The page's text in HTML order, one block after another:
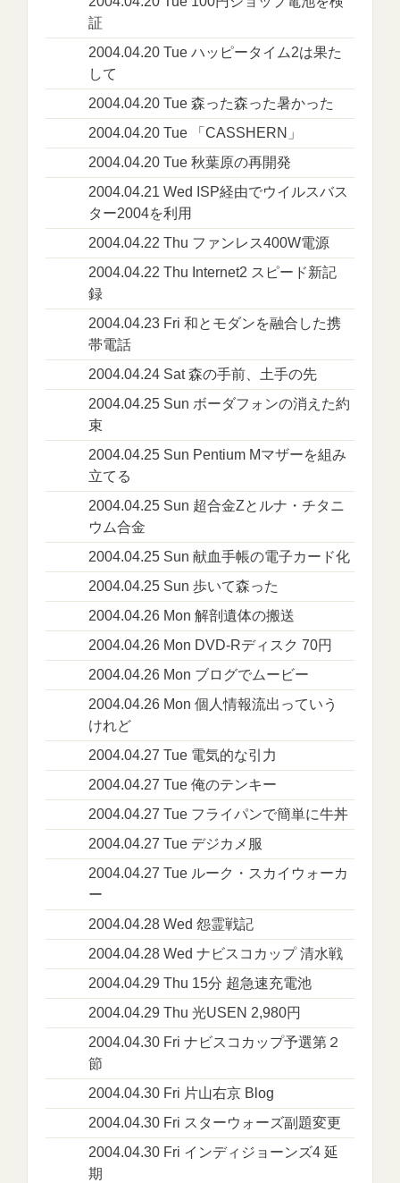
証
2004.04.20 Tue ハッピータイム2は果た
して
2004.04.20 Tue 森った森った暑かった
2004.04.20 Tue 「CASSHERN」
2004.04.20 Tue 秋葉原の再開発
2004.04.21 Wed ISP経由でウイルスバス
ター2004を利用
2004.04.22 Thu ファンレス400W電源
2004.04.22 Thu Internet2 スピード新記
録
2004.04.23 Fri 和とモダンを融合した携
帯電話
2004.04.24 Sat 森の手前、土手の先
2004.04.25 Sun ボーダフォンの消えた約
束
2004.04.25 Sun Pentium Mマザーを組み
立てる
2004.04.25 Sun 超合金Zとルナ・チタニ
ウム合金
2004.04.25 Sun 献血手帳の電子カード化
2004.04.25 Sun 歩いて森った
2004.04.26 Mon 解剖遺体の搬送
2004.04.26 Mon DVD-Rディスク 70円
2004.04.26 Mon ブログでムービー
2004.04.26 Mon 個人情報流出っていう
けれど
2004.04.27 Tue 電気的な引力
2004.04.27 Tue 俺のテンキー
2004.04.27 Tue フライパンで簡単に牛丼
2004.04.27 Tue デジカメ服
2004.04.27 Tue ルーク・スカイウォーカ
ー
2004.04.28 Wed 怨霊戦記
2004.04.28 Wed ナビスコカップ 清水戦
2004.04.29 Thu 15分 超急速充電池
2004.04.29 Thu 光USEN 2,980円
2004.04.30 Fri ナビスコカップ予選第２
節
2004.04.30 Fri 片山右京 Blog
2004.04.30 Fri スターウォーズ副題変更
2004.04.30 Fri インディジョーンズ4 延
期